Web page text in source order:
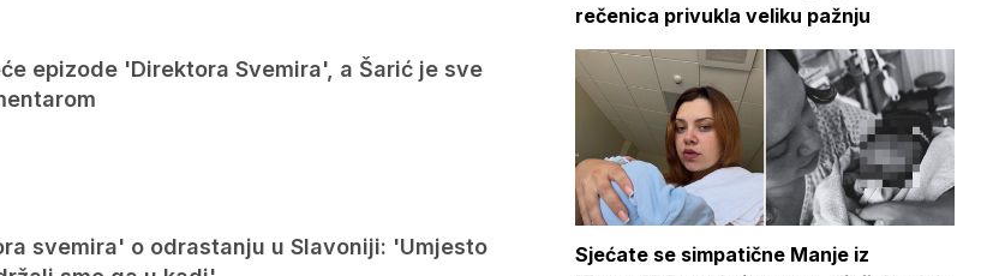
epizode 'Direktora Svemira', a Šarić je sve
svemira' o odrastanju u Slavoniji: 'Umjesto
rečenica privukla veliku pažnju
Sjećate se simpatične Manje iz